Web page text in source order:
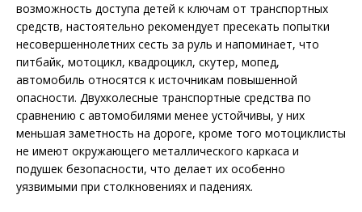
возможность доступа детей к ключам от транспортных
средств, настоятельно рекомендует пресекать попытки
несовершеннолетних сесть за руль и напоминает, что
питбайк, мотоцикл, квадроцикл, скутер, мопед,
автомобиль относятся к источникам повышенной
опасности. Двухколесные транспортные средства по
сравнению с автомобилями менее устойчивы, у них
меньшая заметность на дороге, кроме того мотоциклисты
не имеют окружающего металлического каркаса и
подушек безопасности, что делает их особенно
уязвимыми при столкновениях и падениях.